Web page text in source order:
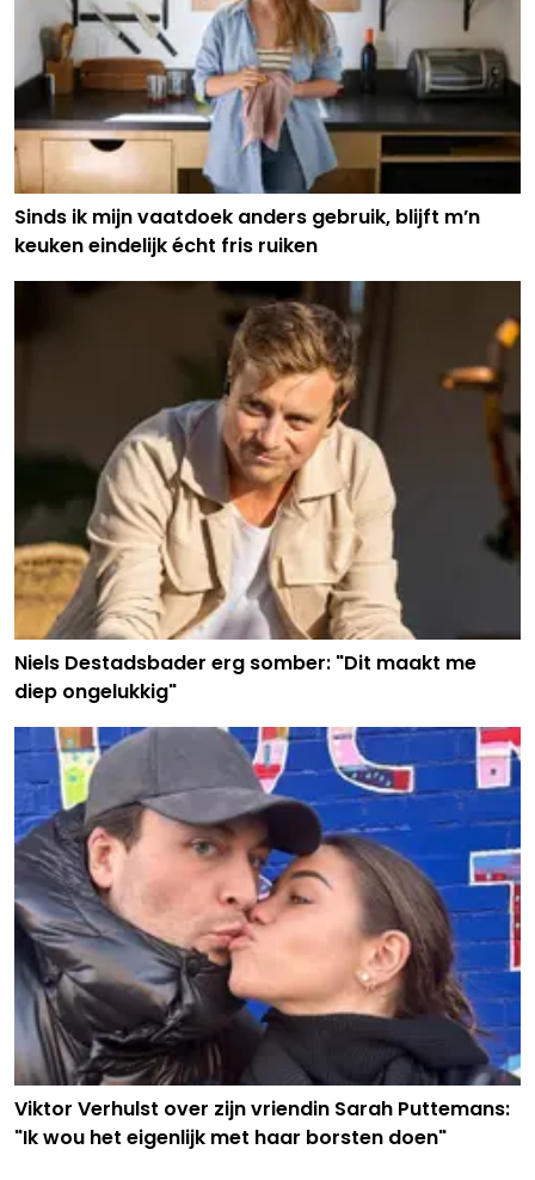
Sinds ik mijn vaatdoek anders gebruik, blijft m’n
keuken eindelijk écht fris ruiken
Niels Destadsbader erg somber: "Dit maakt me
diep ongelukkig"
Viktor Verhulst over zijn vriendin Sarah Puttemans:
"Ik wou het eigenlijk met haar borsten doen"